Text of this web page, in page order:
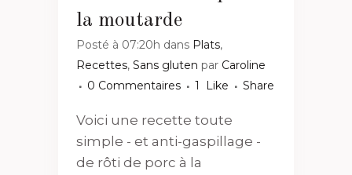
la moutarde
Posté à 07:20h dans Plats,
Recettes, Sans gluten par Caroline
0 Commentaires
1 Like Share
Voici une recette toute
simple - et anti-gaspillage -
de rôti de porc à la